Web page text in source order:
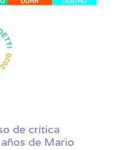
de crítica
de Mario